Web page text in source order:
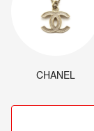
CHANEL